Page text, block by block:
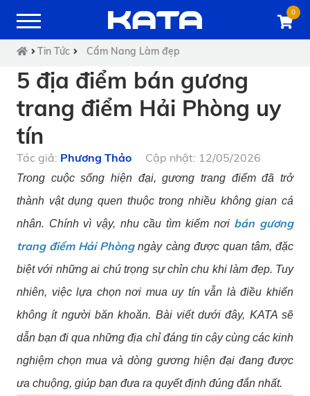
0
Tin Tức Cẩm Nang Làm đẹp
5 địa điểm bán gương
trang điểm Hải Phòng uy
tín
Tác giả: Phương Thảo Cập nhật: 12/05/2026
Trong cuộc sống hiện đại, gương trang điểm đã trở
thành vật dụng quen thuộc trong nhiều không gian cá
nhân. Chính vì vậy, nhu cầu tìm kiếm nơi bán gương
trang điểm Hải Phòngngày càng được quan tâm, đặc
biệt với những ai chú trọng sự chỉn chu khi làm đẹp. Tuy
nhiên, việc lựa chọn nơi mua uy tín vẫn là điều khiến
không ít người băn khoăn. Bài viết dưới đây, KATA sẽ
dẫn bạn đi qua những địa chỉ đáng tin cậy cùng các kinh
nghiệm chọn mua và dòng gương hiện đại đang được
ưa chuộng, giúp bạn đưa ra quyết định đúng đắn nhất.